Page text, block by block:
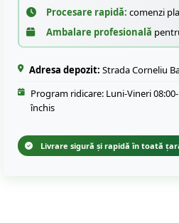
Procesare rapidă: comenzi
Ambalare profesională
Adresa depozit: Strada Corneliu
Program ridicare: Luni-Vineri
închis
Livrare sigură și rapidă în toată